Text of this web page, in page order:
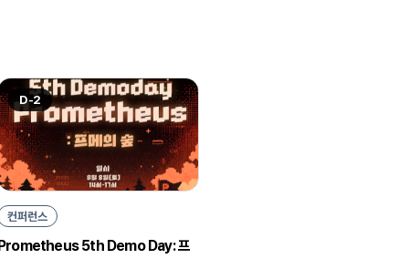
D-2
컨퍼런스
5th Demo Day: 프